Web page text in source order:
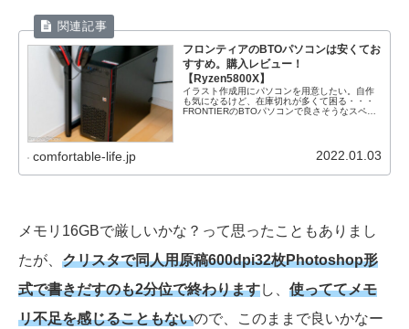
フロンティアのBTOパソコンは安くてお
すすめ。購入レビュー！
【Ryzen5800X】
イラスト作成用にパソコンを用意したい。自作
も気になるけど、在庫切れが多くて困る・・・
FRONTIERのBTOパソコンで良さそうなスペッ
comfortable-life.jp 2022.01.03
メモリ16GBで厳しいかな？って思ったこともありまし
たが、 クリスタで同人用原稿600dpi32枚Photoshop形
式で書きだすのも2分位で終わりますし、 使っててメモ
リ不足を感じることもないので、このままで良いかなー